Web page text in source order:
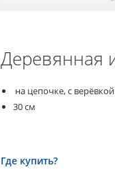
Деревянная
на цепочке, с верёвкой
30 см
Где купить?